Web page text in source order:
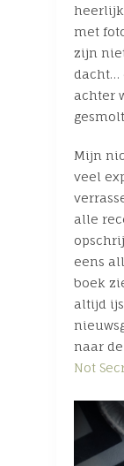
met
zijn
dacht…
achter
Mijn
veel
alle
eens
boek
altijd
naar
Not